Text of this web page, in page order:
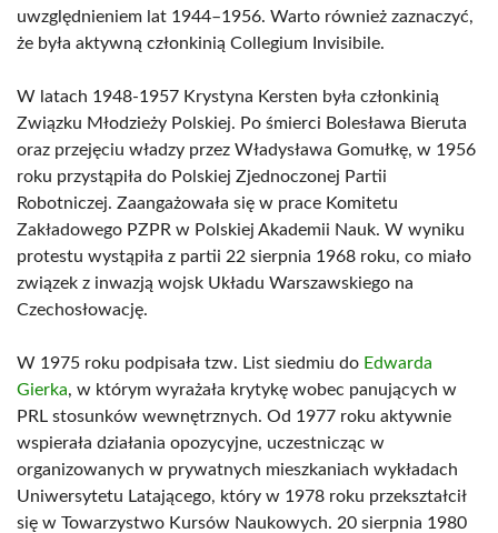
uwzględnieniem lat 1944–1956. Warto również zaznaczyć,
że była aktywną członkinią Collegium Invisibile.
W latach 1948-1957 Krystyna Kersten była członkinią
Związku Młodzieży Polskiej. Po śmierci Bolesława Bieruta
oraz przejęciu władzy przez Władysława Gomułkę, w 1956
roku przystąpiła do Polskiej Zjednoczonej Partii
Robotniczej. Zaangażowała się w prace Komitetu
Zakładowego PZPR w Polskiej Akademii Nauk. W wyniku
protestu wystąpiła z partii 22 sierpnia 1968 roku, co miało
związek z inwazją wojsk Układu Warszawskiego na
Czechosłowację.
W 1975 roku podpisała tzw. List siedmiu do Edwarda
Gierka, w którym wyrażała krytykę wobec panujących w
PRL stosunków wewnętrznych. Od 1977 roku aktywnie
wspierała działania opozycyjne, uczestnicząc w
organizowanych w prywatnych mieszkaniach wykładach
Uniwersytetu Latającego, który w 1978 roku przekształcił
się w Towarzystwo Kursów Naukowych. 20 sierpnia 1980